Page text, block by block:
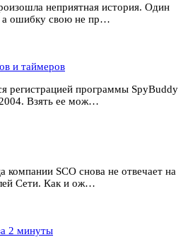
неприятная история. Один
а ошибку свою не пр…
и таймеров
регистрацией программы SpyBuddy
Взять ее мож…
компании SCO снова не отвечает на
Сети. Как и ож…
2 минуты